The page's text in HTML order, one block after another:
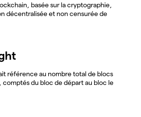
basée sur la cryptographie,
décentralisée et non censurée de
référence au nombre total de blocs
du bloc de départ au bloc le